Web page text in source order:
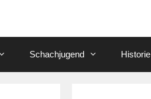
Schachjugend Historie